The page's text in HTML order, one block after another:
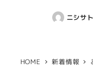
ニシサ
HOME 新着情報